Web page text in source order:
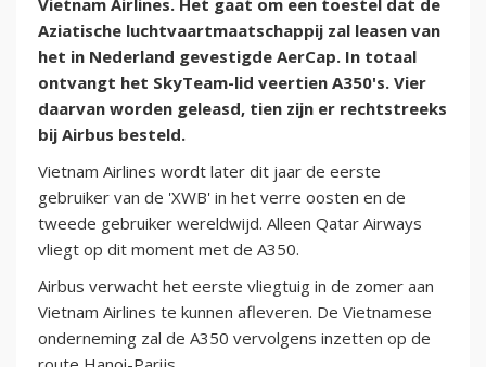
Vietnam Airlines. Het gaat om een toestel dat de
Aziatische luchtvaartmaatschappij zal leasen van
het in Nederland gevestigde AerCap. In totaal
ontvangt het SkyTeam-lid veertien A350's. Vier
daarvan worden geleasd, tien zijn er rechtstreeks
bij Airbus besteld.
Vietnam Airlines wordt later dit jaar de eerste
gebruiker van de 'XWB' in het verre oosten en de
tweede gebruiker wereldwijd. Alleen Qatar Airways
vliegt op dit moment met de A350.
Airbus verwacht het eerste vliegtuig in de zomer aan
Vietnam Airlines te kunnen afleveren. De Vietnamese
onderneming zal de A350 vervolgens inzetten op de